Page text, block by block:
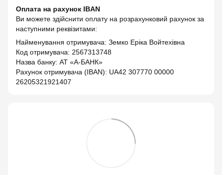
Оплата на рахунок IBAN
Ви можете здійснити оплату на розрахунковий рахунок за
наступними реквізитами:
Найменування отримувача: Земко Еріка Войтехівна
Код отримувача: 2567313748
Назва банку: АТ «А-БАНК»
Рахунок отримувача (IBAN): UA42 307770 00000
26205321921407